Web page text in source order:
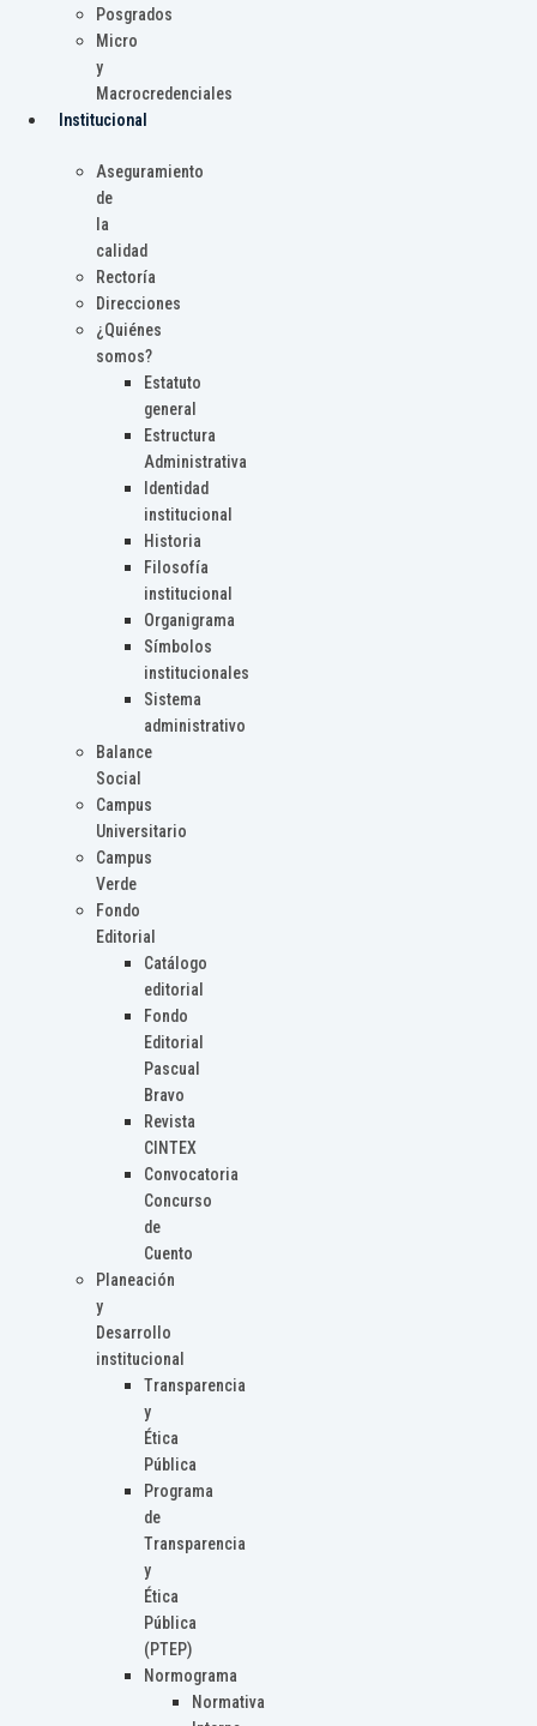
Posgrados
Micro
y
Macrocredenciales
Institucional
Aseguramiento
de
la
calidad
Rectoría
Direcciones
¿Quiénes
somos?
Estatuto
general
Estructura
Administrativa
Identidad
institucional
Historia
Filosofía
institucional
Organigrama
Símbolos
institucionales
Sistema
administrativo
Balance
Social
Campus
Universitario
Campus
Verde
Fondo
Editorial
Catálogo
editorial
Fondo
Editorial
Pascual
Bravo
Revista
CINTEX
Convocatoria
Concurso
de
Cuento
Planeación
y
Desarrollo
institucional
Transparencia
y
Ética
Pública
Programa
de
Transparencia
y
Ética
Pública
(PTEP)
Normograma
Normativa